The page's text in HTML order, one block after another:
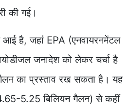
की गई।
है, जहां EPA (एनवायरनमेंटल
जनादेश को लेकर चर्चा है
का प्रस्ताव रख सकता है। यह
(4.65-5.25 बिलियन गैलन) से कहीं